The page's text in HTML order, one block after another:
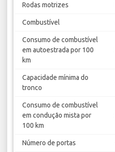
Rodas motrizes
Combustível
Consumo de combustível
em autoestrada por 100
km
Capacidade mínima do
tronco
Consumo de combustível
em condução mista por
100 km
Número de portas